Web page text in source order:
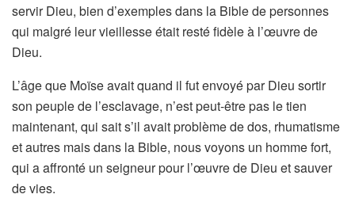
servir Dieu, bien d’exemples dans la Bible de personnes
qui malgré leur vieillesse était resté fidèle à l’œuvre de
Dieu.
L’âge que Moïse avait quand il fut envoyé par Dieu sortir
son peuple de l’esclavage, n’est peut-être pas le tien
maintenant, qui sait s’il avait problème de dos, rhumatisme
et autres mais dans la Bible, nous voyons un homme fort,
qui a affronté un seigneur pour l’œuvre de Dieu et sauver
de vies.